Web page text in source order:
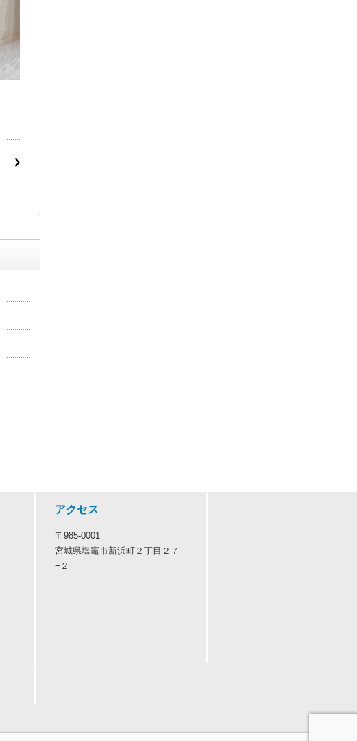
アクセス
〒985-0001
宮城県塩竈市新浜町２丁目２７
−２